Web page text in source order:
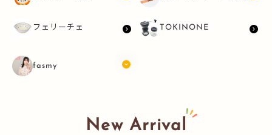
フェリーチェ TOKINONE
fasmy
New Arrival